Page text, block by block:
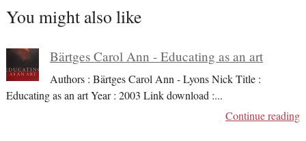
You might also like
Bärtges Carol Ann - Educating as an art
Authors : Bärtges Carol Ann - Lyons Nick Title :
Educating as an art Year : 2003 Link download :...
Continue reading